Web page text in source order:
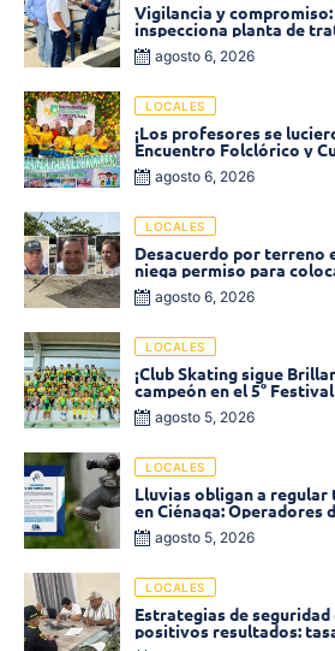
Vigilancia y
inspecciona planta de
agosto 6, 2026
LOCALES
¡Los profesores se
Encuentro Folclórico y
2026 en Ciénaga
agosto 6, 2026
LOCALES
Desacuerdo por terreno
niega permiso para
agosto 6, 2026
LOCALES
¡Club Skating sigue
campeón en el 5°
«Soledad sobre Ruedas»
agosto 5, 2026
LOCALES
Lluvias obligan a
en Ciénaga: Operadores
baja presión en varios
agosto 5, 2026
LOCALES
Estrategias de seguridad
positivos resultados: